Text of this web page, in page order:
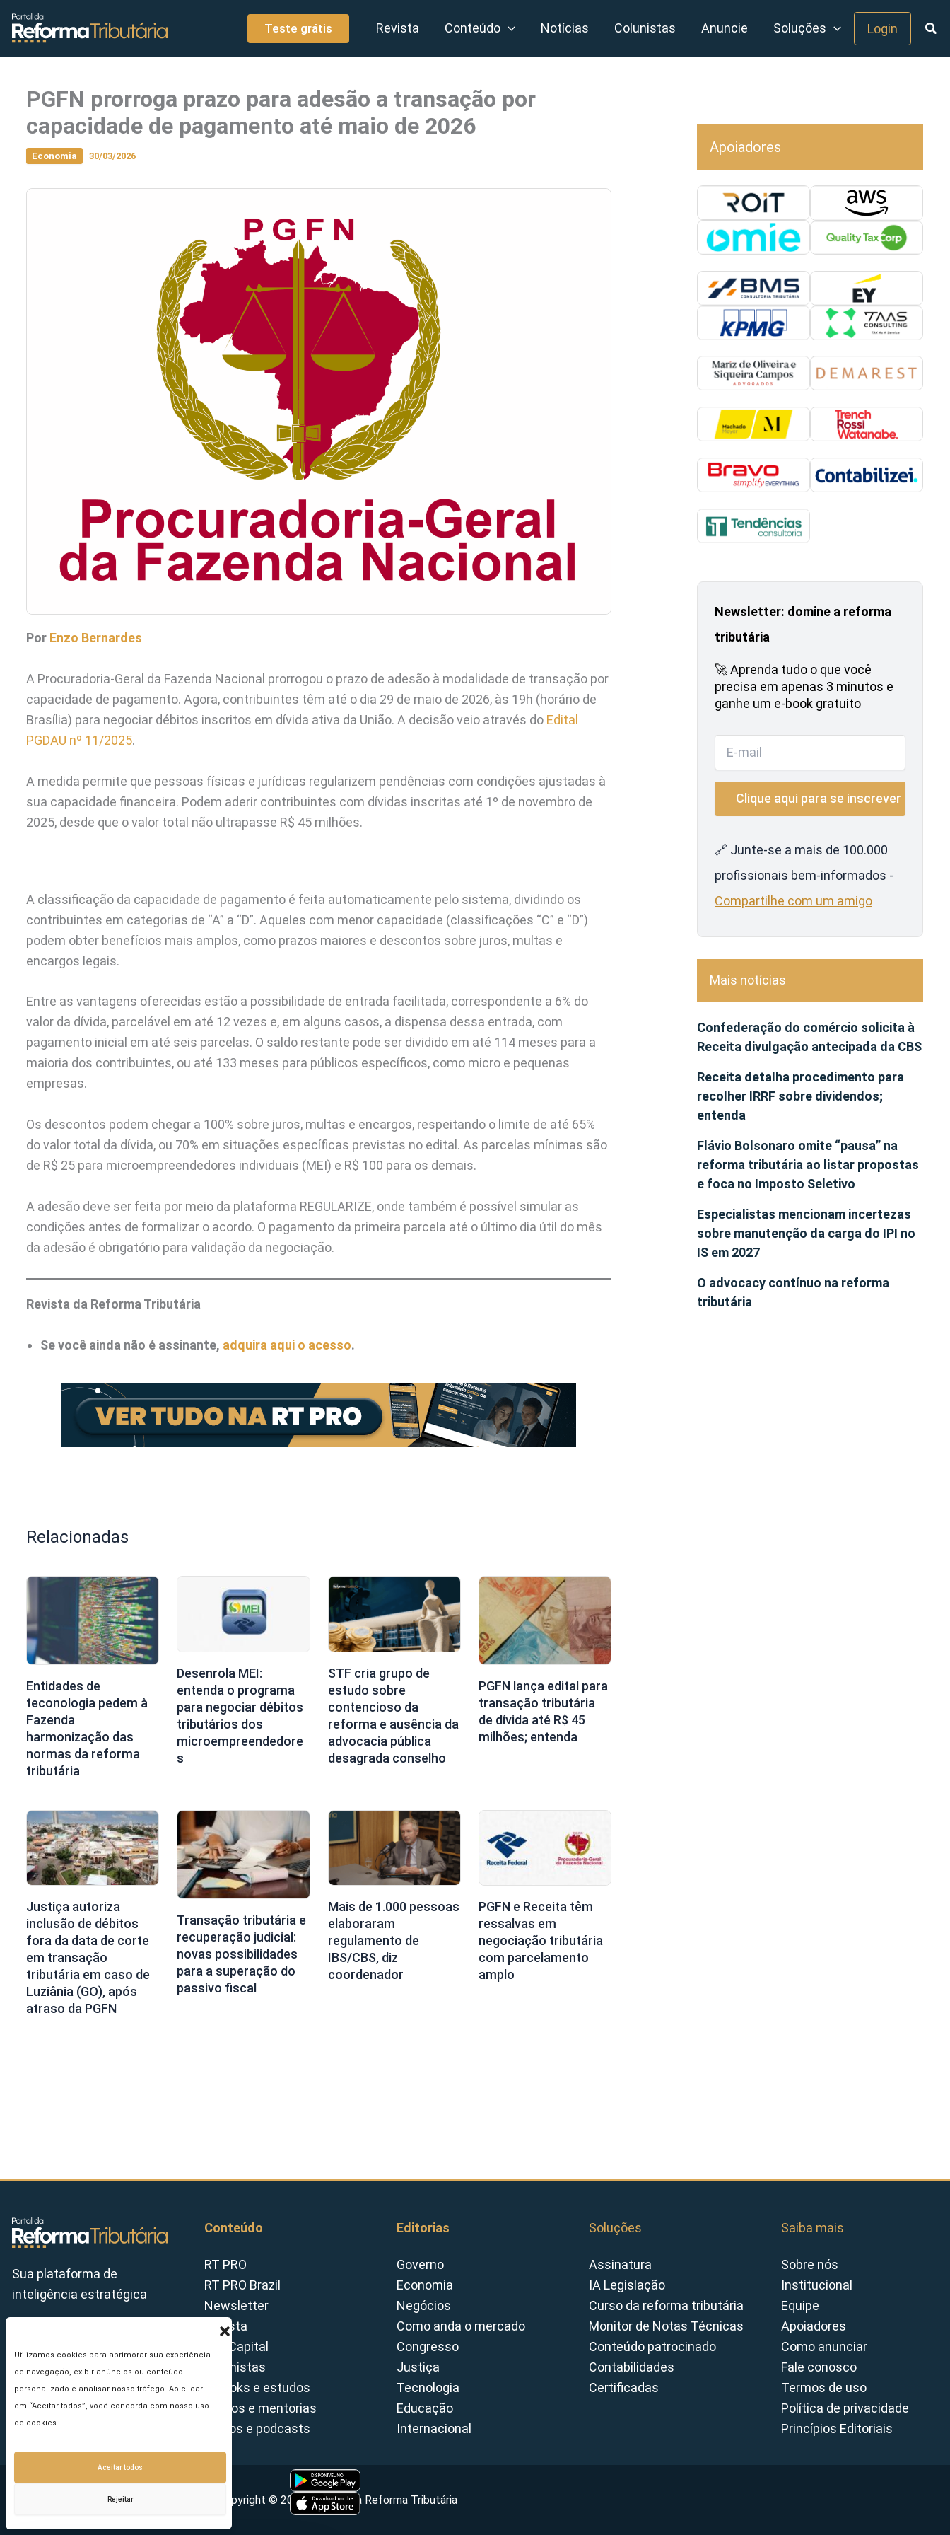
Utilizamos cookies para aprimorar sua experiência
de navegação, exibir anúncios ou conteúdo
personalizado e analisar nosso tráfego. Ao clicar
em “Aceitar todos”, você concorda com nosso uso
de cookies.
Aceitar todos
Rejeitar
conteúdo
Teste grátis Revista Conteúdo Notícias Colunistas Anuncie Soluções Login
PGFN prorroga prazo para adesão a transação por
capacidade de pagamento até maio de 2026
Economia 30/03/2026
Por Enzo Bernardes
A Procuradoria-Geral da Fazenda Nacional prorrogou o prazo de adesão à modalidade de transação por
capacidade de pagamento. Agora, contribuintes têm até o dia 29 de maio de 2026, às 19h (horário de
Brasília) para negociar débitos inscritos em dívida ativa da União. A decisão veio através do Edital
PGDAU nº 11/2025.
A medida permite que pessoas físicas e jurídicas regularizem pendências com condições ajustadas à
sua capacidade financeira. Podem aderir contribuintes com dívidas inscritas até 1º de novembro de
2025, desde que o valor total não ultrapasse R$ 45 milhões.
A classificação da capacidade de pagamento é feita automaticamente pelo sistema, dividindo os
contribuintes em categorias de “A” a “D”. Aqueles com menor capacidade (classificações “C” e “D”)
podem obter benefícios mais amplos, como prazos maiores e descontos sobre juros, multas e
encargos legais.
Entre as vantagens oferecidas estão a possibilidade de entrada facilitada, correspondente a 6% do
valor da dívida, parcelável em até 12 vezes e, em alguns casos, a dispensa dessa entrada, com
pagamento inicial em até seis parcelas. O saldo restante pode ser dividido em até 114 meses para a
maioria dos contribuintes, ou até 133 meses para públicos específicos, como micro e pequenas
empresas.
Os descontos podem chegar a 100% sobre juros, multas e encargos, respeitando o limite de até 65%
do valor total da dívida, ou 70% em situações específicas previstas no edital. As parcelas mínimas são
de R$ 25 para microempreendedores individuais (MEI) e R$ 100 para os demais.
A adesão deve ser feita por meio da plataforma REGULARIZE, onde também é possível simular as
condições antes de formalizar o acordo. O pagamento da primeira parcela até o último dia útil do mês
da adesão é obrigatório para validação da negociação.
Revista da Reforma Tributária
Se você ainda não é assinante, adquira aqui o acesso.
Relacionadas
Entidades de
teconologia pedem à
Fazenda
harmonização das
normas da reforma
tributária
Desenrola MEI:
entenda o programa
para negociar débitos
tributários dos
microempreendedore
s
STF cria grupo de
estudo sobre
contencioso da
reforma e ausência da
advocacia pública
desagrada conselho
PGFN lança edital para
transação tributária
de dívida até R$ 45
milhões; entenda
Justiça autoriza
inclusão de débitos
fora da data de corte
em transação
tributária em caso de
Luziânia (GO), após
atraso da PGFN
Transação tributária e
recuperação judicial:
novas possibilidades
para a superação do
passivo fiscal
Mais de 1.000 pessoas
elaboraram
regulamento de
IBS/CBS, diz
coordenador
PGFN e Receita têm
ressalvas em
negociação tributária
com parcelamento
amplo
Apoiadores
Newsletter: domine a reforma
tributária
🚀 Aprenda tudo o que você
precisa em apenas 3 minutos e
ganhe um e-book gratuito
🔗 Junte-se a mais de 100.000
profissionais bem-informados -
Compartilhe com um amigo
Mais notícias
Confederação do comércio solicita à
Receita divulgação antecipada da CBS
Receita detalha procedimento para
recolher IRRF sobre dividendos;
entenda
Flávio Bolsonaro omite “pausa” na
reforma tributária ao listar propostas
e foca no Imposto Seletivo
Especialistas mencionam incertezas
sobre manutenção da carga do IPI no
IS em 2027
O advocacy contínuo na reforma
tributária
Sua plataforma de
inteligência estratégica
Conteúdo
RT PRO
RT PRO Brazil
Newsletter
Revista
Tax Capital
Colunistas
E-books e estudos
Cursos e mentorias
Vídeos e podcasts
Editorias
Governo
Economia
Negócios
Como anda o mercado
Congresso
Justiça
Tecnologia
Educação
Internacional
Soluções
Assinatura
IA Legislação
Curso da reforma tributária
Monitor de Notas Técnicas
Conteúdo patrocinado
Contabilidades
Certificadas
Saiba mais
Sobre nós
Institucional
Equipe
Apoiadores
Como anunciar
Fale conosco
Termos de uso
Política de privacidade
Princípios Editoriais
Copyright © 2026 - Portal da Reforma Tributária